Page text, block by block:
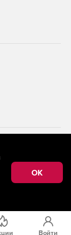
технологии
к
Войти
OK